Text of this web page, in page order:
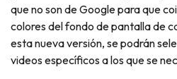
que no son de Google para que
colores del fondo de pantalla de
esta nueva versión, se podrán
videos específicos a los que se